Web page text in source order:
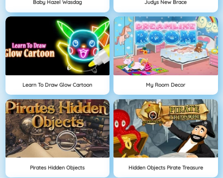
Baby Hazel Wasdag Judys New Brace
Learn To Draw Glow Cartoon My Room Decor
Pirates Hidden Objects Hidden Objects Pirate Treasure